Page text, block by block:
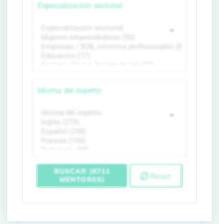
Especialización sectorial
Idioma del experto
BUSCAR (6711
MENTORES)
Reset